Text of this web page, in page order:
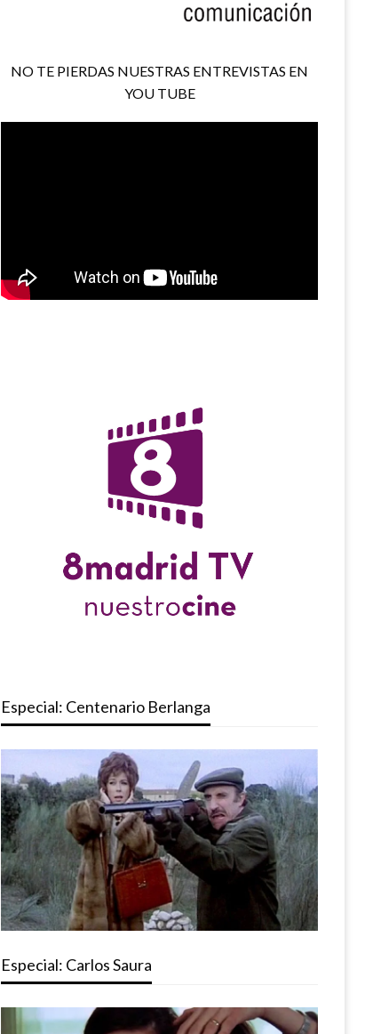
NO TE PIERDAS NUESTRAS ENTREVISTAS EN
YOU TUBE
Especial: Centenario Berlanga
Especial: Carlos Saura